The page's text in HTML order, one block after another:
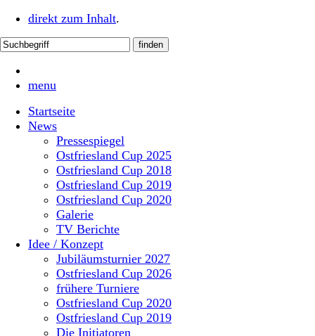
direkt zum Inhalt.
menu
Startseite
News
Pressespiegel
Ostfriesland Cup 2025
Ostfriesland Cup 2018
Ostfriesland Cup 2019
Ostfriesland Cup 2020
Galerie
TV Berichte
Idee / Konzept
Jubiläumsturnier 2027
Ostfriesland Cup 2026
frühere Turniere
Ostfriesland Cup 2020
Ostfriesland Cup 2019
Die Initiatoren